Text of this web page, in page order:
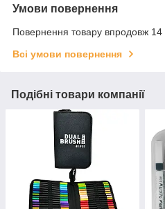
Умови повернення
Повернення товару впродовж 14
Всі умови повернення
Подібні товари компанії